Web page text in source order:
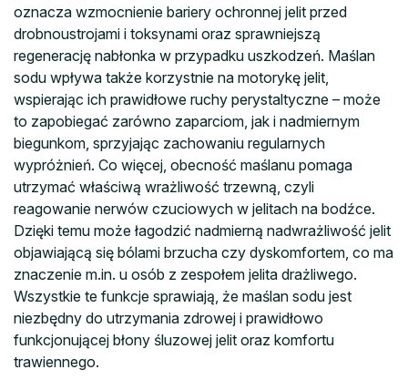
oznacza wzmocnienie bariery ochronnej jelit przed
drobnoustrojami i toksynami oraz sprawniejszą
regenerację nabłonka w przypadku uszkodzeń. Maślan
sodu wpływa także korzystnie na motorykę jelit,
wspierając ich prawidłowe ruchy perystaltyczne – może
to zapobiegać zarówno zaparciom, jak i nadmiernym
biegunkom, sprzyjając zachowaniu regularnych
wypróżnień. Co więcej, obecność maślanu pomaga
utrzymać właściwą wrażliwość trzewną, czyli
reagowanie nerwów czuciowych w jelitach na bodźce.
Dzięki temu może łagodzić nadmierną nadwrażliwość jelit
objawiającą się bólami brzucha czy dyskomfortem, co ma
znaczenie m.in. u osób z zespołem jelita drażliwego.
Wszystkie te funkcje sprawiają, że maślan sodu jest
niezbędny do utrzymania zdrowej i prawidłowo
funkcjonującej błony śluzowej jelit oraz komfortu
trawiennego.